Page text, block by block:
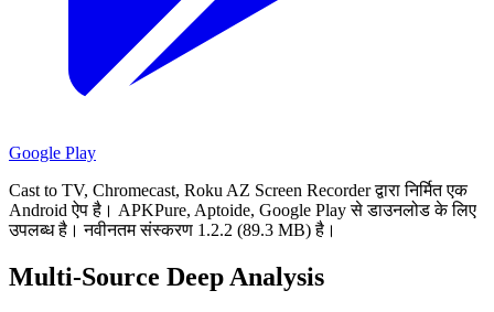
Google Play
Cast to TV, Chromecast, Roku AZ Screen Recorder द्वारा निर्मित एक
Android ऐप है। APKPure, Aptoide, Google Play से डाउनलोड के लिए
उपलब्ध है। नवीनतम संस्करण 1.2.2 (89.3 MB) है।
Multi-Source Deep Analysis